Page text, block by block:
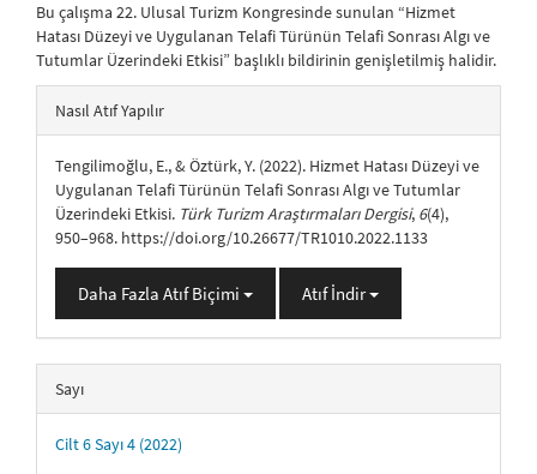
Bu çalışma 22. Ulusal Turizm Kongresinde sunulan “Hizmet
Hatası Düzeyi ve Uygulanan Telafi Türünün Telafi Sonrası Algı ve
Tutumlar Üzerindeki Etkisi” başlıklı bildirinin genişletilmiş halidir.
##plugins.themes.bootstrap3.article.details##
Nasıl Atıf Yapılır
Tengilimoğlu, E., & Öztürk, Y. (2022). Hizmet Hatası Düzeyi ve
Uygulanan Telafi Türünün Telafi Sonrası Algı ve Tutumlar
Üzerindeki Etkisi. Türk Turizm Araştırmaları Dergisi, 6(4),
950–968. https://doi.org/10.26677/TR1010.2022.1133
Daha Fazla Atıf Biçimi Atıf İndir
Sayı
Cilt 6 Sayı 4 (2022)